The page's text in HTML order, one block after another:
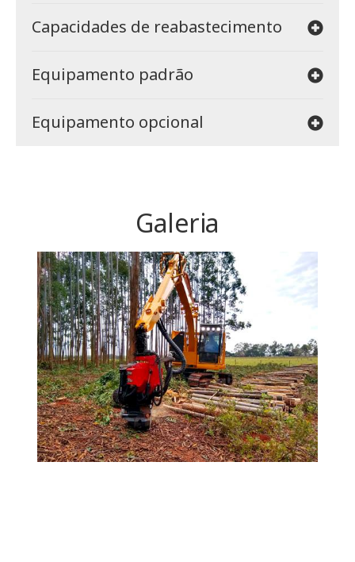
Capacidades de reabastecimento
Equipamento padrão
Equipamento opcional
Galeria